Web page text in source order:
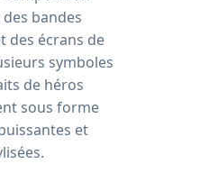
bandes
des écrans de
symboles
de héros
sous forme
et